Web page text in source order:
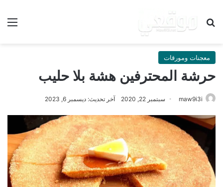
بحث عن
معجنات ومورقات
حرشة المحترفين هشة بلا حليب
maw9i3i سبتمبر 22, 2020 آخر تحديث: ديسمبر 6, 2023